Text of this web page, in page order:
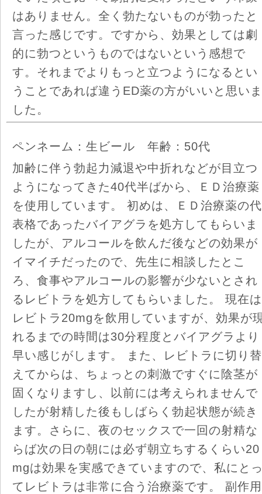
はありません。全く勃たないものが勃ったと
言った感じです。ですから、効果としては劇
的に勃つというものではないという感想で
す。それまでよりもっと立つようになるとい
うことであれば違うED薬の方がいいと思いま
した。
ペンネーム：生ビール 年齢：50代
加齢に伴う勃起力減退や中折れなどが目立つ
ようになってきた40代半ばから、ＥＤ治療薬
を使用しています。 初めは、ＥＤ治療薬の代
表格であったバイアグラを処方してもらいま
したが、アルコールを飲んだ後などの効果が
イマイチだったので、先生に相談したとこ
ろ、食事やアルコールの影響が少ないとされ
るレビトラを処方してもらいました。 現在は
レビトラ20mgを飲用していますが、効果が
れるまでの時間は30分程度とバイアグラより
早い感じがします。 また、レビトラに切り替
えてからは、ちょっとの刺激ですぐに陰茎が
固くなりますし、以前には考えられませんで
したが射精した後もしばらく勃起状態が続き
ます。さらに、夜のセックスで一回の射精な
らば次の日の朝には必ず朝立ちするくらい20
mgは効果を実感できていますので、私にと
てレビトラは非常に合う治療薬です。 副作用